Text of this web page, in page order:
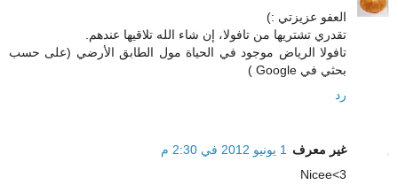
العفو عزيزتي :)
تقدري تشتريها من تافولا، إن شاء الله تلاقيها عندهم.
تافولا الرياض موجود في الحياة مول الطابق الأرضي (على حسب
بحثي في Google )
رد
غير معرف
1 يونيو 2012 في 2:30 م
Nicee<3